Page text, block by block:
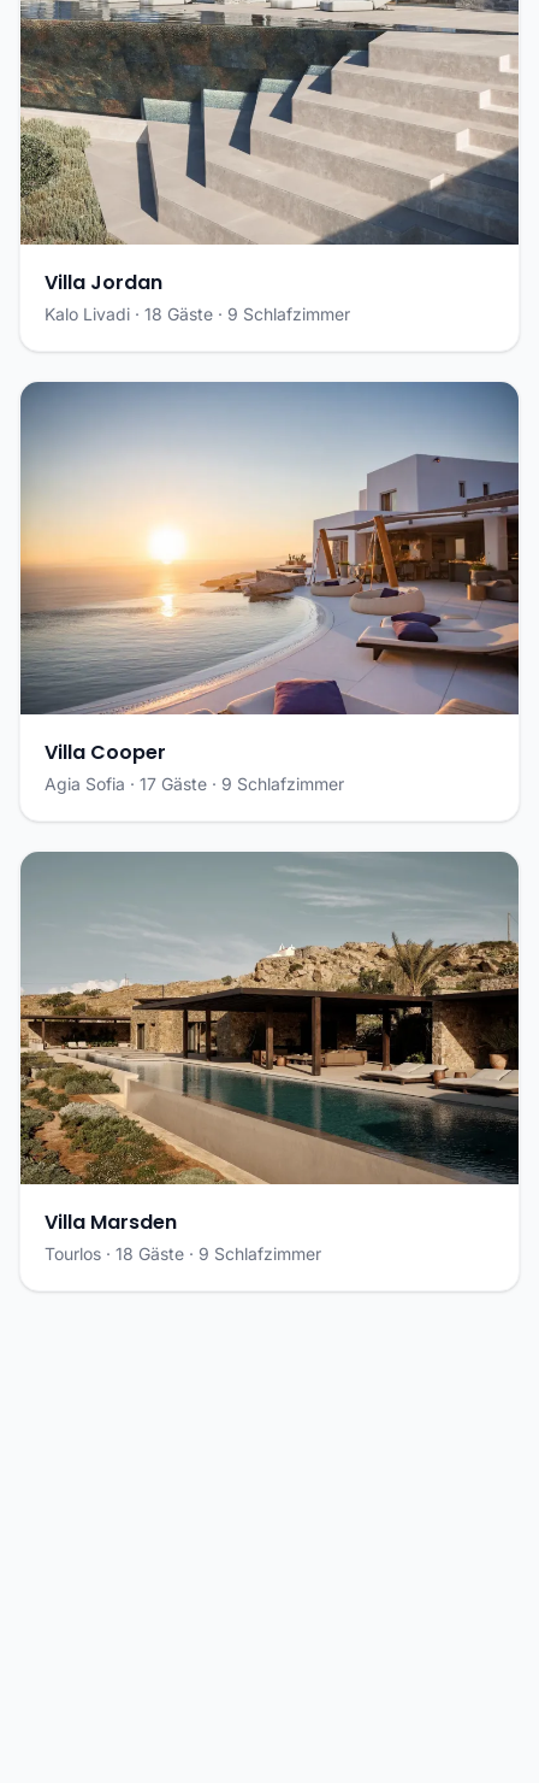
Villa Jordan
Kalo Livadi · 18 Gäste · 9 Schlafzimmer
Villa Cooper
Agia Sofia · 17 Gäste · 9 Schlafzimmer
Villa Marsden
Tourlos · 18 Gäste · 9 Schlafzimmer